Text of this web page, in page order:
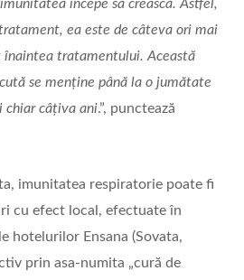
începe să crească. Astfel,
ea este de câteva ori mai
tratamentului. Această
se menține până la o jumătate
chiar câțiva ani.”, punctează
imunitatea respiratorie poate fi
cu efect local, efectuate în
hotelurilor Ensana (Sovata,
prin asa-numita „cură de